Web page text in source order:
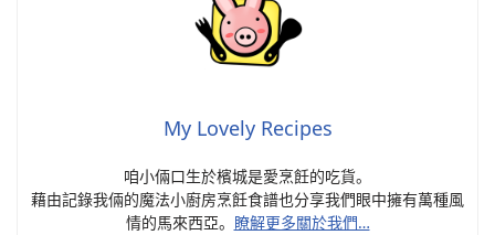
My Lovely Recipes
咱小倆口生於檳城是愛烹飪的吃貨。
藉由記錄我倆的魔法小廚房烹飪食譜也分享我們眼中擁有萬種風
情的馬來西亞。 瞭解更多關於我們…